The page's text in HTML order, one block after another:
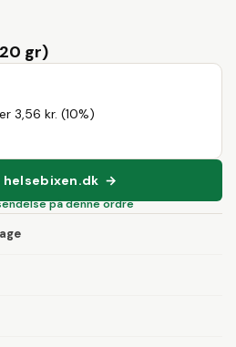
gr)
3,56 kr. (10%)
helsebixen.dk →
på denne ordre